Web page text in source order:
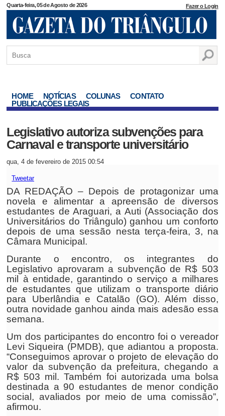
Quarta-feira, 05 de Agosto de 2026 Fazer o Login
HOME NOTÍCIAS COLUNAS
CONTATO
PUBLICAÇÕES LEGAIS
Legislativo autoriza subvenções para
Carnaval e transporte universitário
qua, 4 de fevereiro de 2015 00:54
Tweetar
DA REDAÇÃO – Depois de protagonizar uma
novela e alimentar a apreensão de diversos
estudantes de Araguari, a Auti (Associação dos
Universitários do Triângulo) ganhou um conforto
depois de uma sessão nesta terça-feira, 3, na
Câmara Municipal.
Durante o encontro, os integrantes do
Legislativo aprovaram a subvenção de R$ 503
mil à entidade, garantindo o serviço a milhares
de estudantes que utilizam o transporte diário
para Uberlândia e Catalão (GO). Além disso,
outra novidade ganhou ainda mais adesão essa
semana.
Um dos participantes do encontro foi o vereador
Levi Siqueira (PMDB), que adiantou a proposta.
“Conseguimos aprovar o projeto de elevação do
valor da subvenção da prefeitura, chegando a
R$ 503 mil. Também foi autorizada uma bolsa
destinada a 90 estudantes de menor condição
social, avaliados por meio de uma comissão”,
afirmou.